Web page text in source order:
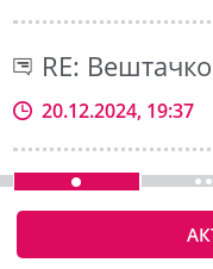
RE:
20.12.2024, 19:37